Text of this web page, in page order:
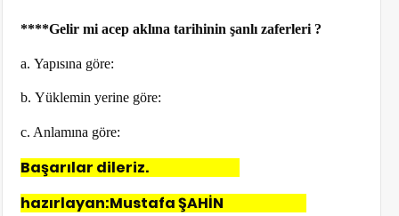
****Gelir mi acep aklına tarihinin şanlı zaferleri ?
a. Yapısına göre:
b. Yüklemin yerine göre:
c. Anlamına göre:
Başarılar dileriz.
hazırlayan:Mustafa ŞAHİN